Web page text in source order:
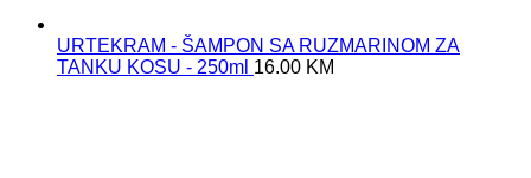
URTEKRAM - ŠAMPON SA RUZMARINOM ZA
TANKU KOSU - 250ml 16.00 KM